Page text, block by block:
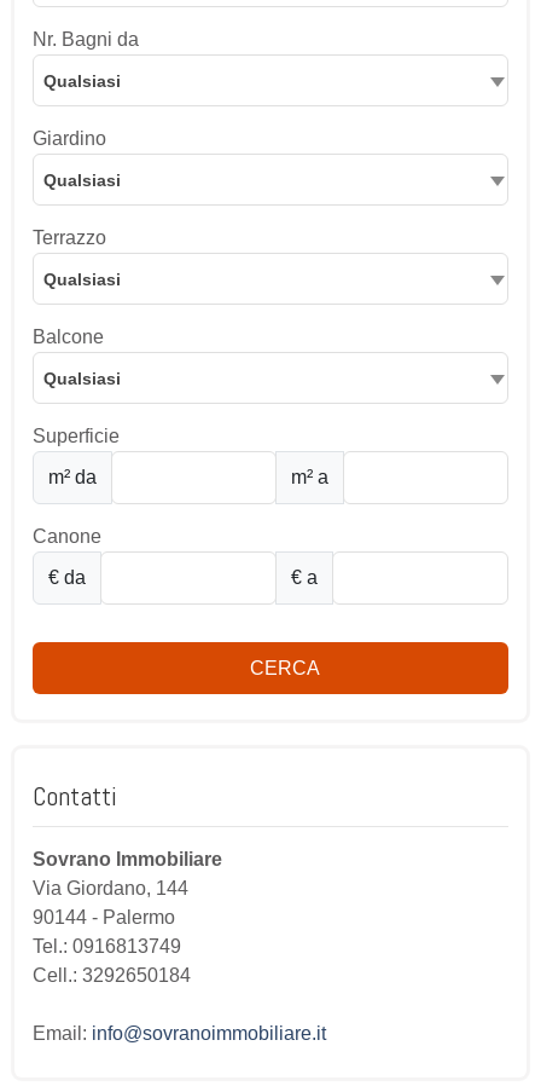
Nr. Bagni da
Qualsiasi
Giardino
Qualsiasi
Terrazzo
Qualsiasi
Balcone
Qualsiasi
Superficie
m² da
m² a
Canone
€ da
€ a
CERCA
Contatti
Sovrano Immobiliare
Via Giordano, 144
90144 - Palermo
Tel.: 0916813749
Cell.: 3292650184
Email: info@sovranoimmobiliare.it